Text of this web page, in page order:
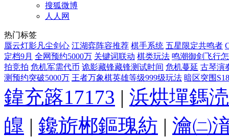
搜狐微博
人人网
热门标签
蜃云灯影凡尘剑心 江湖弈阵容推荐 棋手系统 五星限定共鸣者
定档9月 全网预约5000万 关键词联动 棋类玩法 鸣潮御剑飞行
拍竞拍 危机军需代币 诡影藏锋藏锋测试时间 危机蔓延 古琴演
测预约突破5000万 王者万象棋英雄等级999级玩法 暗区突围
鍏充簬17173 | 浜烘墠鎷
皥 | 鑱旂郴鏂瑰紡 | 瀹㈡